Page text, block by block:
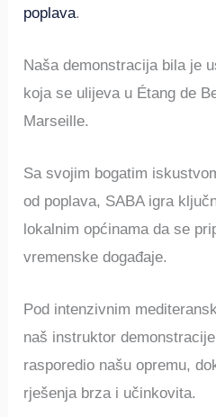
poplava.
Naša demonstracija bila je
koja se ulijeva u Étang de
Marseille.
Sa svojim bogatim
od poplava, SABA igra
lokalnim općinama da se
vremenske događaje.
Pod intenzivnim
naš instruktor
rasporedio našu opremu,
rješenja brza i učinkovita.